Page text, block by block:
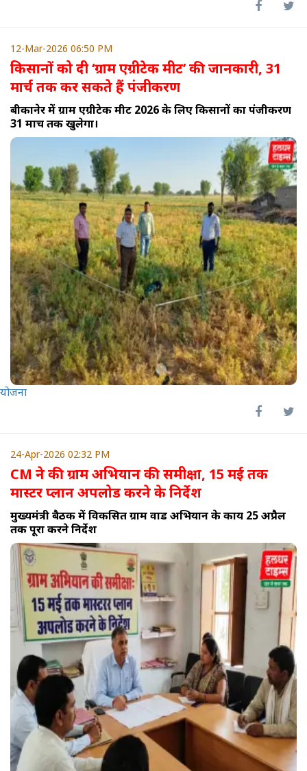
12-Mar-2026 06:50 PM
किसानों को दी ‘ग्राम एग्रीटेक मीट’ की जानकारी, 31
मार्च तक कर सकते हैं पंजीकरण
बीकानेर में ग्राम एग्रीटेक मीट 2026 के लिए किसानों का पंजीकरण
31 मार्च तक खुलेगा।
योजना
24-Apr-2026 02:32 PM
CM ने की ग्राम अभियान की समीक्षा, 15 मई तक
मास्टर प्लान अपलोड करने के निर्देश
मुख्यमंत्री बैठक में विकसित ग्राम वार्ड अभियान के कार्य 25 अप्रैल
तक पूरा करने निर्देश